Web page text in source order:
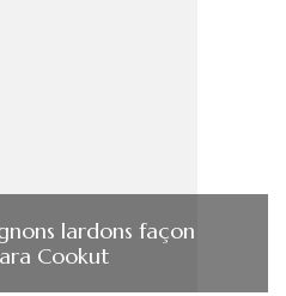
lardons façon
Cookut